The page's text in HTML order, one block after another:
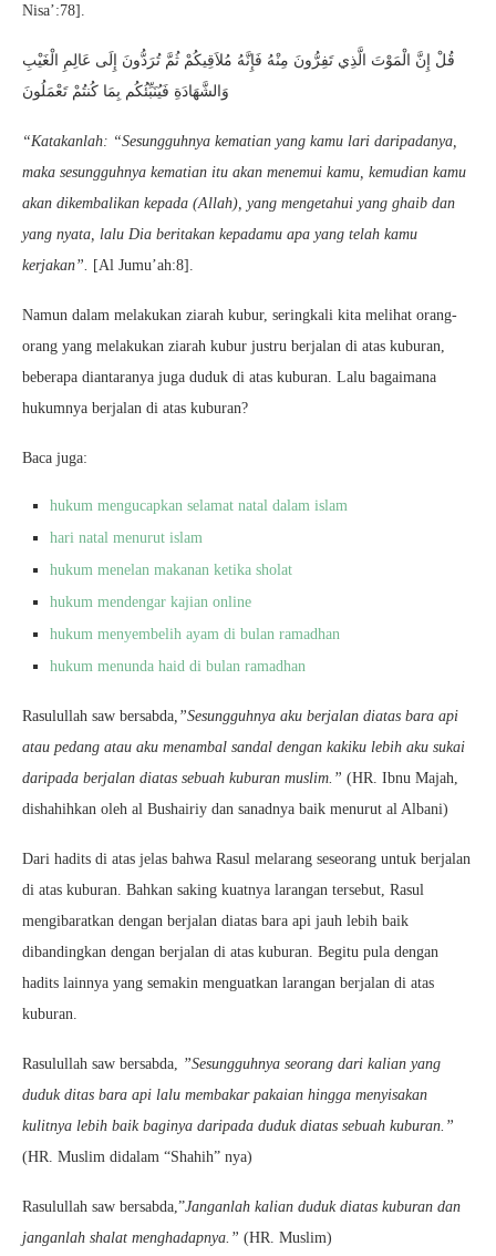
Nisa’:78].
قُلْ إِنَّ الْمَوْتَ الَّذِي تَفِرُّونَ مِنْهُ فَإِنَّهُ مُلاَقِيكُمْ ثُمَّ تُرَدُّونَ إِلَى عَالِمِ الْغَيْبِ
وَالشَّهَادَةِ فَيُنَبِّئُكُم بِمَا كُنتُمْ تَعْمَلُونَ
“Katakanlah: “Sesungguhnya kematian yang kamu lari daripadanya,
maka sesungguhnya kematian itu akan menemui kamu, kemudian kamu
akan dikembalikan kepada (Allah), yang mengetahui yang ghaib dan
yang nyata, lalu Dia beritakan kepadamu apa yang telah kamu
kerjakan”. [Al Jumu’ah:8].
Namun dalam melakukan ziarah kubur, seringkali kita melihat orang-
orang yang melakukan ziarah kubur justru berjalan di atas kuburan,
beberapa diantaranya juga duduk di atas kuburan. Lalu bagaimana
hukumnya berjalan di atas kuburan?
Baca juga:
hukum mengucapkan selamat natal dalam islam
hari natal menurut islam
hukum menelan makanan ketika sholat
hukum mendengar kajian online
hukum menyembelih ayam di bulan ramadhan
hukum menunda haid di bulan ramadhan
Rasulullah saw bersabda,”Sesungguhnya aku berjalan diatas bara api
atau pedang atau aku menambal sandal dengan kakiku lebih aku sukai
daripada berjalan diatas sebuah kuburan muslim.” (HR. Ibnu Majah,
dishahihkan oleh al Bushairiy dan sanadnya baik menurut al Albani)
Dari hadits di atas jelas bahwa Rasul melarang seseorang untuk berjalan
di atas kuburan. Bahkan saking kuatnya larangan tersebut, Rasul
mengibaratkan dengan berjalan diatas bara api jauh lebih baik
dibandingkan dengan berjalan di atas kuburan. Begitu pula dengan
hadits lainnya yang semakin menguatkan larangan berjalan di atas
kuburan.
Rasulullah saw bersabda, ”Sesungguhnya seorang dari kalian yang
duduk ditas bara api lalu membakar pakaian hingga menyisakan
kulitnya lebih baik baginya daripada duduk diatas sebuah kuburan.”
(HR. Muslim didalam “Shahih” nya)
Rasulullah saw bersabda,”Janganlah kalian duduk diatas kuburan dan
janganlah shalat menghadapnya.” (HR. Muslim)